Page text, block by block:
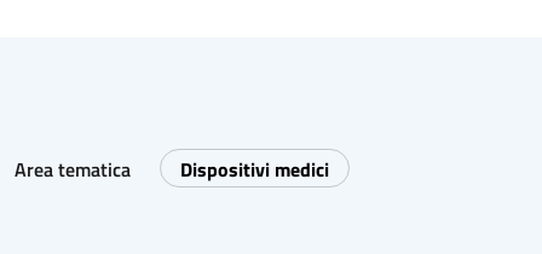
Area tematica Dispositivi medici